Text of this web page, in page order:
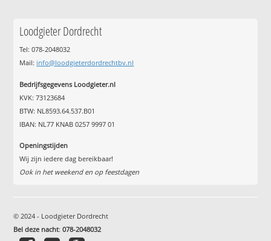
Loodgieter Dordrecht
Tel: 078-2048032
Mail: info@loodgieterdordrechtbv.nl
Bedrijfsgegevens Loodgieter.nl
KVK: 73123684
BTW: NL8593.64.537.B01
IBAN: NL77 KNAB 0257 9997 01
Openingstijden
Wij zijn iedere dag bereikbaar!
Ook in het weekend en op feestdagen
© 2024 - Loodgieter Dordrecht
Bel deze nacht:078-2048032